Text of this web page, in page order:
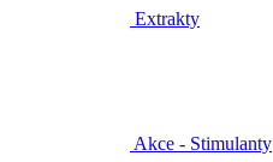
Extrakty
Akce - Stimulanty